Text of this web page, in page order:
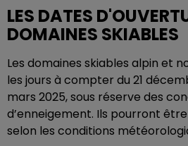
LES DATES
DOMAINES SKIABLES
Les domaines skiables alpin et
les jours à compter du 21
mars 2025, sous réserve des
d’enneigement. Ils pourront
selon les conditions